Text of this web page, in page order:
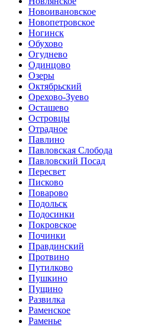
Новоивановское
Новопетровское
Ногинск
Обухово
Огуднево
Одинцово
Озеры
Октябрьский
Орехово-Зуево
Осташево
Островцы
Отрадное
Павлино
Павловская Слобода
Павловский Посад
Пересвет
Писково
Поварово
Подольск
Подосинки
Покровское
Починки
Правдинский
Протвино
Путилково
Пушкино
Пущино
Развилка
Раменское
Раменье